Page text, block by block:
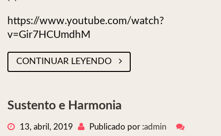
https://www.youtube.com/watch?
v=Gir7HCUmdhM
CONTINUAR LEYENDO
Sustento e Harmonia
13, abril, 2019 Publicado por :admin